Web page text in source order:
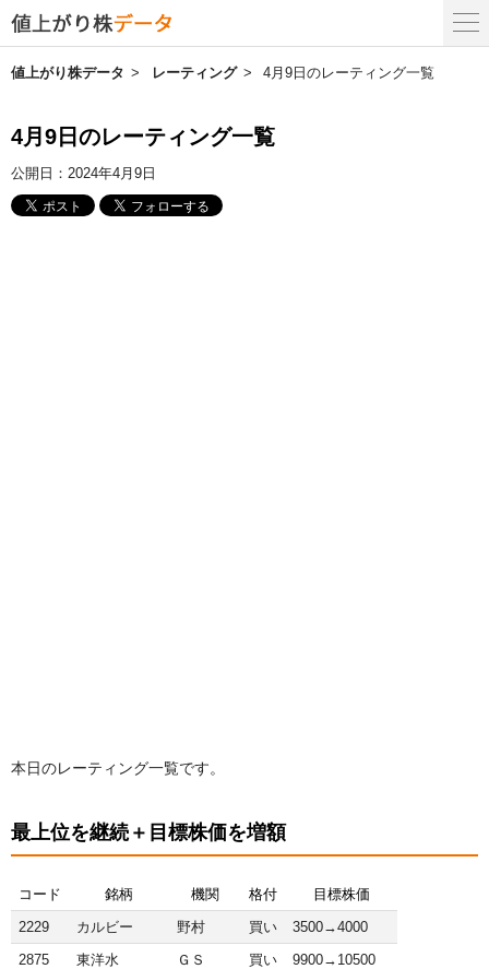
値上がり株データ レーティング 4月9日のレーティング一覧
4月9日のレーティング一覧
公開日： 2024年4月9日
本日のレーティング一覧です。
最上位を継続＋目標株価を増額
コード 銘柄 機関 格付
目標株価
2229
カルビー 野村 買い
3500→4000
2875
東洋水 ＧＳ 買い
9900→10500